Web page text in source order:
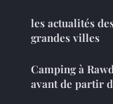
les actualités
grandes villes
Camping à
avant de partir